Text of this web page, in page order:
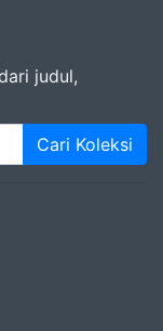
judul,
Cari Koleksi